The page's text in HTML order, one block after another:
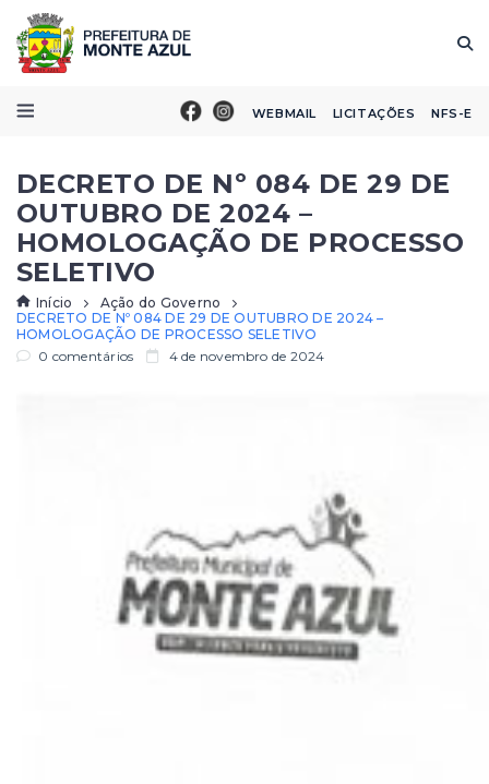
WEBMAIL LICITAÇÕES NFS-E
DECRETO DE Nº 084 DE 29 DE
OUTUBRO DE 2024 –
HOMOLOGAÇÃO DE PROCESSO
SELETIVO
Início
Ação do Governo
DECRETO DE Nº 084 DE 29 DE OUTUBRO DE 2024 –
HOMOLOGAÇÃO DE PROCESSO SELETIVO
0 comentários
4 de novembro de 2024